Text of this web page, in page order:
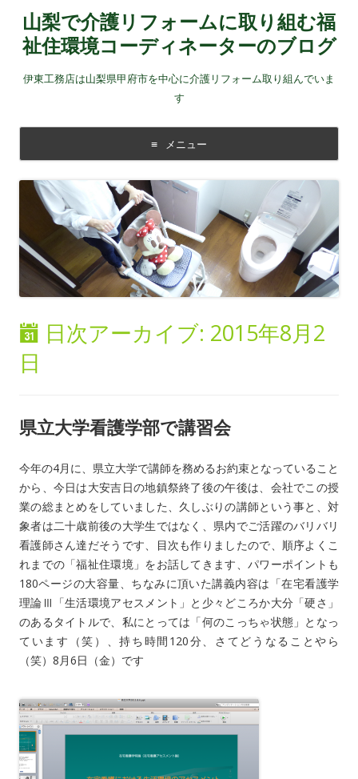
山梨で介護リフォームに取り組む福
祉住環境コーディネーターのブログ
伊東工務店は山梨県甲府市を中心に介護リフォーム取り組んでいま
す
メニュー
コンテンツに移動する
日次アーカイブ: 2015年8月2
日
県立大学看護学部で講習会
今年の4月に、県立大学で講師を務めるお約束となっていること
から、今日は大安吉日の地鎮祭終了後の午後は、会社でこの授
業の総まとめをしていました、久しぶりの講師という事と、対
象者は二十歳前後の大学生ではなく、県内でご活躍のバリバリ
看護師さん達だそうです、目次も作りましたので、順序よくこ
れまでの「福祉住環境」をお話してきます、パワーポイントも
180ページの大容量、ちなみに頂いた講義内容は「在宅看護学
理論Ⅲ「生活環境アセスメント」と少々どころか大分「硬さ」
のあるタイトルで、私にとっては「何のこっちゃ状態」となっ
ています（笑）、持ち時間120分、さてどうなることやら
（笑）8月6日（金）です